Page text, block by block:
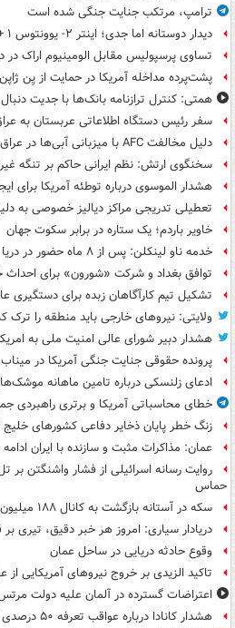
ترامپ، مرتکب جنایت جنگی شده است
دیدار دوستانه اما جدی؛ اینتر ۲- یوونتوس ۱ +فیلم
تساوی پرسپولیس مقابل الومینیوم اراک در
پشت‌پرده مداخله آمریکا در حمایت از یِن
همتی: کنترل ترازنامه بانک‌ها با جدیت
سفر رئیس دستگاه اطلاعاتی عربستان به
دلیل مخالفت AFC با میزبانی آبی‌ها در عراق
سخنگوی ارتش: نظم ایرانی حاکم بر تنگه
هشدار الموسوی درباره توطئه آمریکا برای
تعطیلی تدریجی مراکز دیالیز خصوصی به
خاویر باردم؛ یک ستاره در برابر سکوت جهان
خدمه ناو لینکلن: پس از ۸ ماه حضور در دریا خسته و درمانده‌ شدیم
توافق بغداد و شرکت «شورون» برای احداث
تشکیل تیم کارآگاهان زبده برای دستگیری
ولایتی: نیروهای خارجی باید منطقه را ترک
هشدار دبیر شورای عالی امنیت ملی به
پرونده حقوقی جنایت جنگی آمریکا در میناب
ادعای زلنسکی درباره تامین ماهانه
خطای محاسباتی آمریکا و برتری راهبردی
زنگ خطر پایان ذخایر دفاعی کشورهای
عمان: مذاکرات مثبت و سازنده با ایران ادامه
روایت رسانه اسرائیلی از فشار واشنگتن
حماس
سکه در آستانه بازگشت به کانال ۱۸۸ میلیون تومان
دریادار سیاری: امروز هر خبر دقیق، تیری
وقوع حادثه دریایی در ساحل عمان
تاکید الزیدی بر خروج نیروهای آمریکایی
اعتراضات گسترده در آلمان علیه دولت
هشدار کانادا درباره عواقب تعرفه ۵۰ درصدی آمریکا